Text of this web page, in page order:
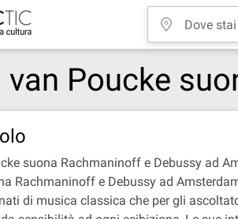
Poucke
suona Rachmaninoff e Debussy ad
Rachmaninoff e Debussy ad
di musica classica che per gli